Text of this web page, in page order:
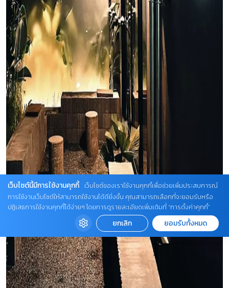
เว็บไซต์นี้มีการใช้งานคุกกี้
เว็บไซต์ของเราใช้งานคุกกี้เพื่อช่วยเพิ่มประสบการณ์
การใช้งานเว็บไซต์ให้สามารถใช้งานได้ดียิ่งขึ้น คุณสามารถเลือกที่จะยอมรับหรือ
ปฏิเสธการใช้งานคุกกี้ได้ง่ายๆ โดยการดูรายละเอียดเพิ่มเติมที่ “การตั้งค่าคุกกี้”
ยกเลิก ยอมรับทั้งหมด